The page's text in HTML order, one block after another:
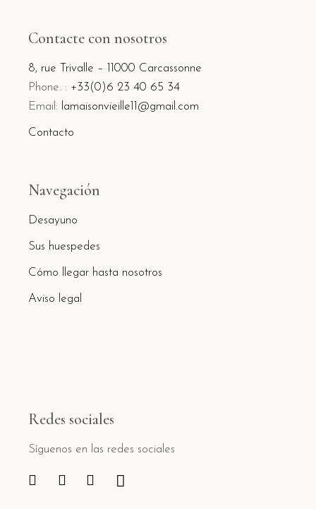
Contacte con nosotros
8, rue Trivalle – 11000 Carcassonne
Phone. : +33(0)6 23 40 65 34
Email: lamaisonvieille11@gmail.com
Contacto
Navegación
Desayuno
Sus huespedes
Cómo llegar hasta nosotros
Aviso legal
Redes sociales
Síguenos en las redes sociales